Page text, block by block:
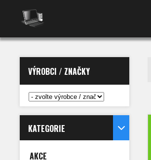
VÝROBCI / ZNAČKY
KATEGORIE
AKCE